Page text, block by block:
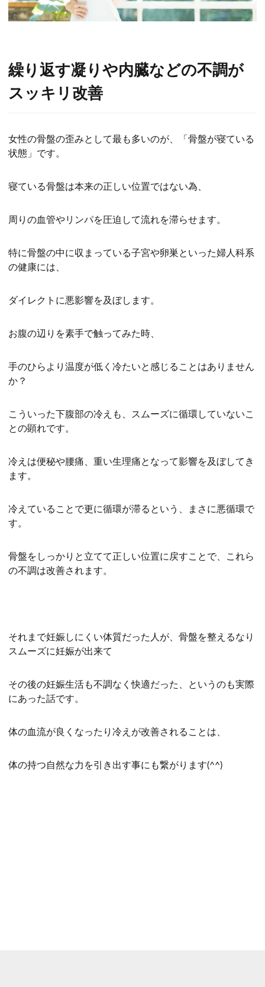
繰り返す凝りや内臓などの不調が
スッキリ改善
女性の骨盤の歪みとして最も多いのが、「骨盤が寝ている
状態」です。
寝ている骨盤は本来の正しい位置ではない為、
周りの血管やリンパを圧迫して流れを滞らせます。
特に骨盤の中に収まっている子宮や卵巣といった婦人科系
の健康には、
ダイレクトに悪影響を及ぼします。
お腹の辺りを素手で触ってみた時、
手のひらより温度が低く冷たいと感じることはありません
か？
こういった下腹部の冷えも、スムーズに循環していないこ
との顕れです。
冷えは便秘や腰痛、重い生理痛となって影響を及ぼしてき
ます。
冷えていることで更に循環が滞るという、まさに悪循環で
す。
骨盤をしっかりと立てて正しい位置に戻すことで、これら
の不調は改善されます。
それまで妊娠しにくい体質だった人が、骨盤を整えるなり
スムーズに妊娠が出来て
その後の妊娠生活も不調なく快適だった、というのも実際
にあった話です。
体の血流が良くなったり冷えが改善されることは、
体の持つ自然な力を引き出す事にも繋がります(^^)